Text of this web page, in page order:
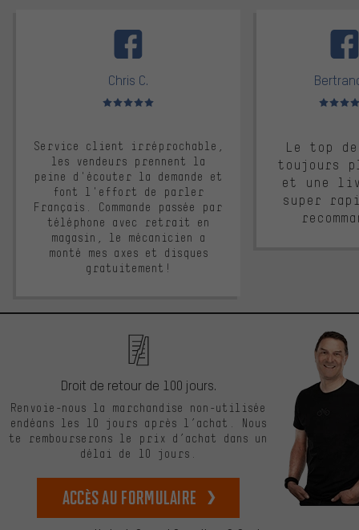
Chris C.
Note moyenne : 5 sur 5
Service client irréprochable,
les vendeurs prennent la
peine d'écouter la demande et
font l'effort de parler
Français. Commande passée par
téléphone avec retrait en
magasin, le mécanicien a
monté mes axes et disques
gratuitement!
Note
Le top
toujours
et une
super
Droit de retour de 100 jours.
Renvoie-nous la marchandise non-utilisée
endéans les 10 jours après l’achat. Nous
te rembourserons le prix d’achat dans un
délai de 10 jours.
Accès au formulaire